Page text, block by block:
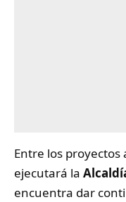
Entre los
ejecutará la
encuentra dar